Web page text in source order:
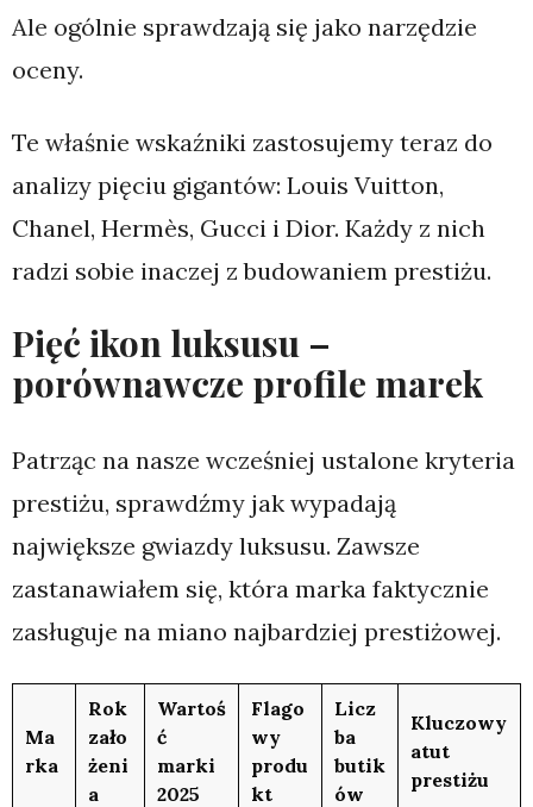
Ale ogólnie sprawdzają się jako narzędzie
oceny.
Te właśnie wskaźniki zastosujemy teraz do
analizy pięciu gigantów: Louis Vuitton,
Chanel, Hermès, Gucci i Dior. Każdy z nich
radzi sobie inaczej z budowaniem prestiżu.
Pięć ikon luksusu –
porównawcze profile marek
Patrząc na nasze wcześniej ustalone kryteria
prestiżu, sprawdźmy jak wypadają
największe gwiazdy luksusu. Zawsze
zastanawiałem się, która marka faktycznie
zasługuje na miano najbardziej prestiżowej.
Ma
rka
Rok
zało
żeni
a
Wartoś
ć
marki
2025
Flago
wy
produ
kt
Licz
ba
butik
ów
Kluczowy
atut
prestiżu